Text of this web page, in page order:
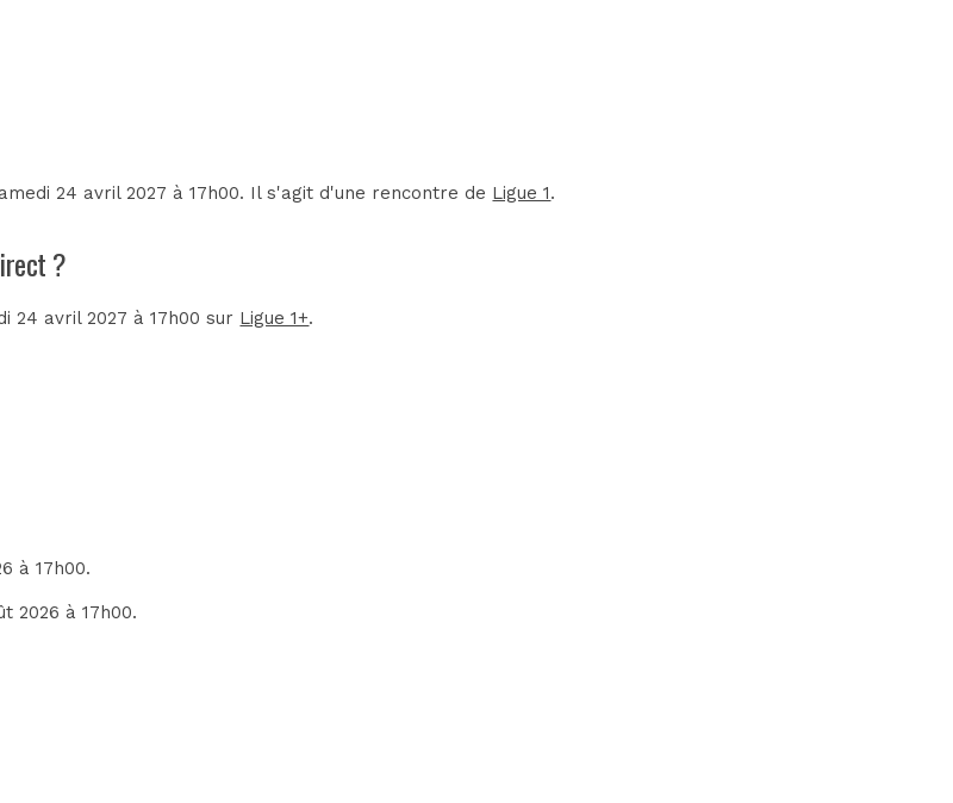
24 avril 2027 à 17h00. Il s'agit d'une rencontre de Ligue 1.
?
24 avril 2027 à 17h00 sur Ligue 1+.
à 17h00.
2026 à 17h00.